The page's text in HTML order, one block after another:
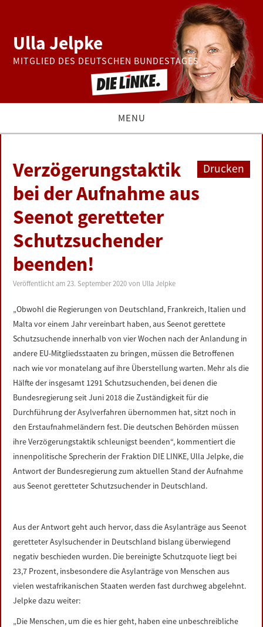
Ulla Jelpke
MITGLIED DES DEUTSCHEN BUNDESTAGES
MENU
BUNDESTAG
PRESSE
ZUR PERSON
LINKS
DATENSCHUTZERKLÄRUNG
IMPRESSUM
Drucken
Verzögerungstaktik
bei der Aufnahme aus
Seenot geretteter
Schutzsuchender
beenden!
Veröffentlicht am23. September 2020 von Ulla Jelpke
„Obwohl die Regierungen von Deutschland, Frankreich, Italien und
Malta vor einem Jahr vereinbart haben, aus Seenot gerettete
Schutzsuchende innerhalb von vier Wochen nach der Anlandung in
andere EU-Mitgliedsstaaten zu bringen, müssen die Betroffenen
nach wie vor monatelang auf ihre Überstellung warten. Mehr als die
Hälfte der insgesamt 1291 Schutzsuchenden, bei denen die
Bundesregierung seit Juni 2018 die Zuständigkeit für die
Durchführung der Asylverfahren übernommen hat, sitzt noch in
den Erstaufnahmeländern fest. Die deutschen Behörden müssen
ihre Verzögerungstaktik schleunigst beenden“, kommentiert die
innenpolitische Sprecherin der Fraktion DIE LINKE, Ulla Jelpke, die
Antwort der Bundesregierung zum aktuellen Stand der Aufnahme
aus Seenot geretteter Schutzsuchender in Deutschland.
Aus der Antwort geht auch hervor, dass die Asylanträge aus Seenot
geretteter Asylsuchender in Deutschland bislang überwiegend
negativ beschieden wurden. Die bereinigte Schutzquote liegt bei
23,7 Prozent, insbesondere die Asylanträge von Menschen aus
vielen westafrikanischen Staaten werden fast durchweg abgelehnt.
Jelpke dazu weiter:
„Die Menschen, um die es hier geht, haben eine unbeschreibliche